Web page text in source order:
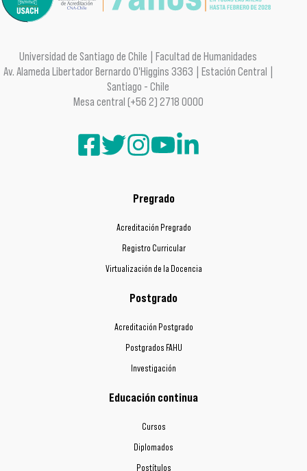
Universidad de Santiago de Chile | Facultad de Humanidades
Av. Alameda Libertador Bernardo O'Higgins 3363 | Estación Central |
Santiago - Chile
Mesa central (+56 2) 2718 0000
Pregrado
Acreditación Pregrado
Registro Curricular
Virtualización de la Docencia
Postgrado
Acreditación Postgrado
Postgrados FAHU
Investigación
Educación continua
Cursos
Diplomados
Postítulos